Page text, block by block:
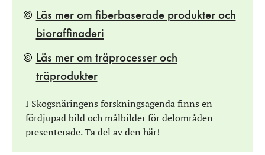
Läs mer om fiberbaserade produkter och
bioraffinaderi
Läs mer om träprocesser och
träprodukter
I Skogsnäringens forskningsagendafinns en
fördjupad bild och målbilder för delområden
presenterade. Ta del av den här!